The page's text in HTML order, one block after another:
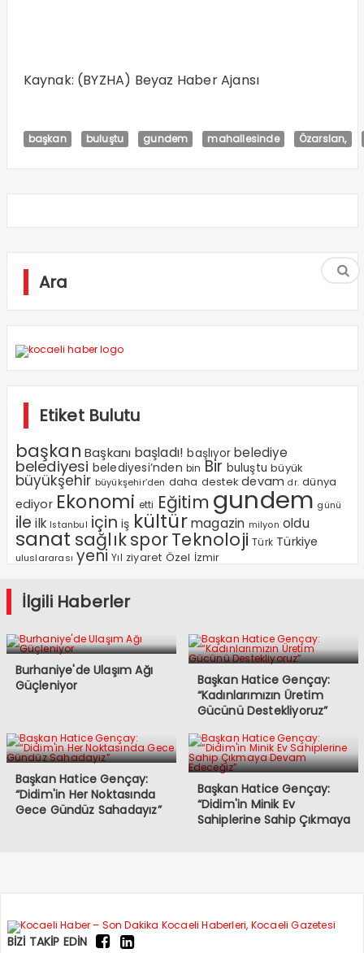
Kaynak: (BYZHA) Beyaz Haber Ajansı
başkan buluştu gundem mahallesinde Özarslan,
Ara
Etiket Bulutu
başkan Başkanı başladı! başlıyor belediye
belediyesi belediyesi’nden bin Bir buluştu büyük
büyükşehir büyükşehir’den daha destek devam dr. dünya
ediyor Ekonomi etti Eğitim gundem günü
ile ilk Istanbul için iş kültür magazin milyon oldu
sanat sağlıksporTeknoloji Türk Türkiye
uluslararası yeni Yıl ziyaret Özel İzmir
İlgili Haberler
Burhaniye'de Ulaşım Ağı
Güçleniyor
Başkan Hatice Gençay:
“Kadınlarımızın Üretim
Gücünü Destekliyoruz”
Başkan Hatice Gençay:
“Didim'in Her Noktasında
Gece Gündüz Sahadayız”
Başkan Hatice Gençay:
“Didim'in Minik Ev
Sahiplerine Sahip Çıkmaya
BİZİ TAKİP EDİN